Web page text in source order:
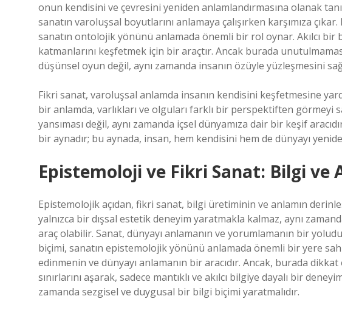
onun kendisini ve çevresini yeniden anlamlandırmasına olanak
sanatın varoluşsal boyutlarını anlamaya çalışırken karşımıza çıkar.
sanatın ontolojik yönünü anlamada önemli bir rol oynar. Akılcı bir
katmanlarını keşfetmek için bir araçtır. Ancak burada
düşünsel oyun değil, aynı zamanda insanın özüyle yüzleşmesini
Fikri sanat, varoluşsal anlamda insanın kendisini keşfetmesine
bir anlamda, varlıkları ve olguları farklı bir perspektiften görmeyi
yansıması değil, aynı zamanda içsel dünyamıza dair bir keşif
bir aynadır; bu aynada, insan, hem kendisini hem de dünyayı
Epistemoloji ve Fikri Sanat: Bilgi ve
Epistemolojik açıdan, fikri sanat, bilgi üretiminin ve anlamın
yalnızca bir dışsal estetik deneyim yaratmakla kalmaz, aynı
araç olabilir. Sanat, dünyayı anlamanın ve yorumlamanın bir
biçimi, sanatın epistemolojik yönünü anlamada önemli bir yere
edinmenin ve dünyayı anlamanın bir aracıdır. Ancak, burada
sınırlarını aşarak, sadece mantıklı ve akılcı bilgiye dayalı bir
zamanda sezgisel ve duygusal bir bilgi biçimi yaratmalıdır.